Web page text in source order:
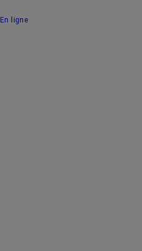
En ligne